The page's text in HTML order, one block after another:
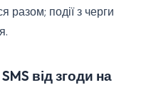
разом; події з черги
від згоди на